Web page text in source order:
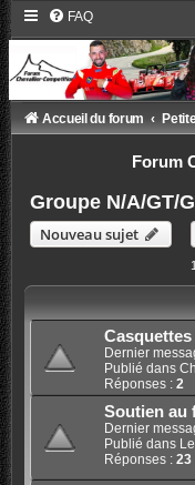
FAQ
Accueil du forum
Forum
Groupe N/A/GT/
Nouveau sujet
Dernier
Publié dans
Réponses : 2
Soutien au
Dernier
Publié dans
Réponses : 23